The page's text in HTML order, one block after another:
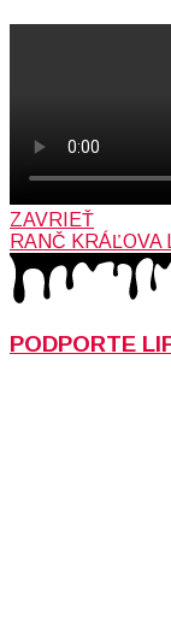
ZAVRIEŤ
RANČ KRÁĽOVA
PODPORTE